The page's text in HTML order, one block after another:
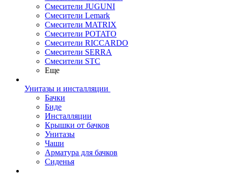
Смесители JUGUNI
Смесители Lemark
Смесители MATRIX
Смесители POTATO
Смесители RICCARDO
Смесители SERRA
Смесители STC
Еще
Унитазы и инсталляции
Бачки
Биде
Инсталляции
Крышки от бачков
Унитазы
Чаши
Арматура для бачков
Сиденья